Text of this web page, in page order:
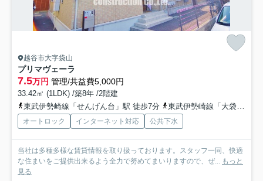
越谷市大字袋山
プリマヴェーラ
7.5万円 管理/共益費5,000円
33.42㎡ (1LDK) /築8年 /2階建
東武伊勢崎線「せんげん台」駅 徒歩7分
東武伊勢崎線「大袋」駅 徒歩13分
オートロック インターネット対応 公共下水
当社は多種多様な賃貸情報を取り扱っております。スタッフ一同、快適
な住まいをご提供出来るよう全力で努めてまいりますので、ぜ... もっと
見る